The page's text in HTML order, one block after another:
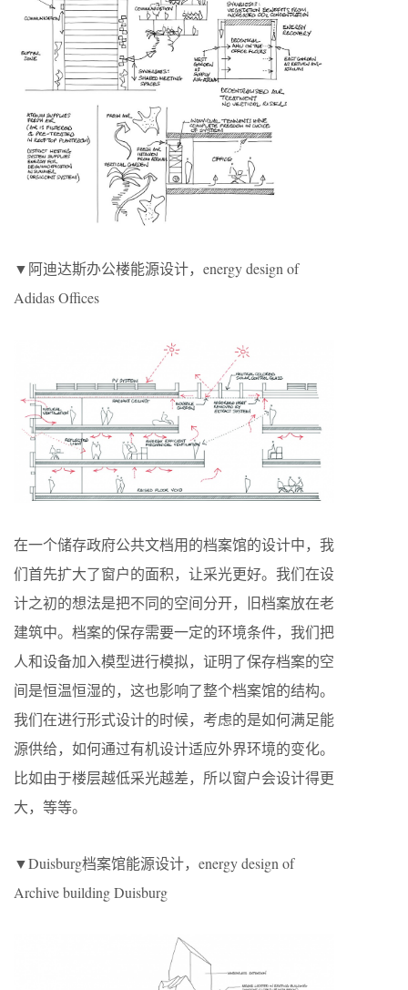
▼阿迪达斯办公楼能源设计，energy design of
Adidas Offices
在一个储存政府公共文档用的档案馆的设计中，我
们首先扩大了窗户的面积，让采光更好。我们在设
计之初的想法是把不同的空间分开，旧档案放在老
建筑中。档案的保存需要一定的环境条件，我们把
人和设备加入模型进行模拟，证明了保存档案的空
间是恒温恒湿的，这也影响了整个档案馆的结构。
我们在进行形式设计的时候，考虑的是如何满足能
源供给，如何通过有机设计适应外界环境的变化。
比如由于楼层越低采光越差，所以窗户会设计得更
大，等等。
▼Duisburg档案馆能源设计，energy design of
Archive building Duisburg